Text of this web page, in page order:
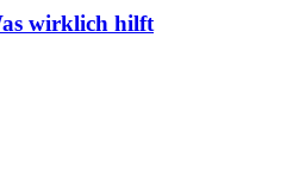
wirklich hilft